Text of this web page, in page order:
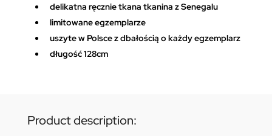
delikatna ręcznie tkana tkanina z Senegalu
limitowane egzemplarze
uszyte w Polsce z dbałością o każdy egzemplarz
długość 128cm
Product description: